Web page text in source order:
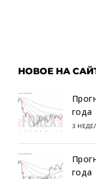
НОВОЕ НА
года
3
года